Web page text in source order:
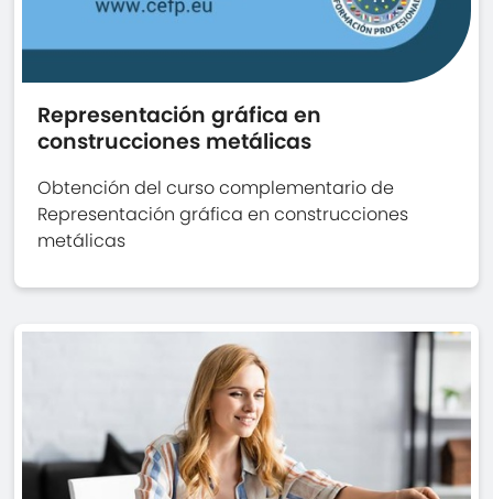
Representación gráfica en
construcciones metálicas
Obtención del curso complementario de
Representación gráfica en construcciones
metálicas